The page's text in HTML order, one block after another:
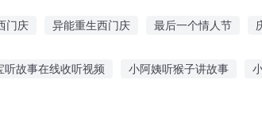
门庆 异能重生西门庆 最后一个情人节
听故事在线收听视频 小阿姨听猴子讲故事